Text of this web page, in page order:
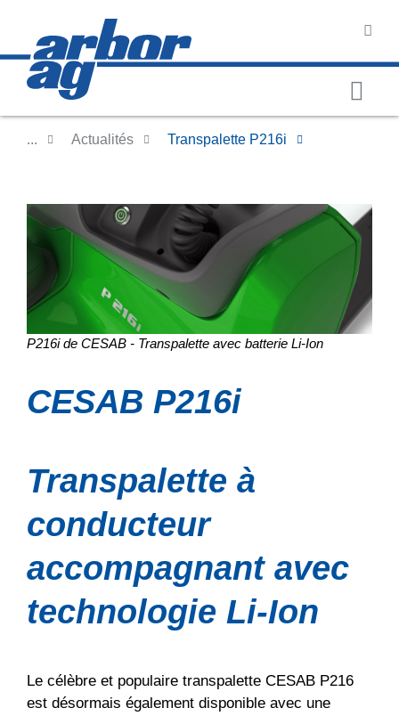
... Actualités Transpalette P216i
P216i de CESAB - Transpalette avec batterie Li-Ion
CESAB P216i
Transpalette à
conducteur
accompagnant avec
technologie Li-Ion
Le célèbre et populaire transpalette CESAB P216
est désormais également disponible avec une